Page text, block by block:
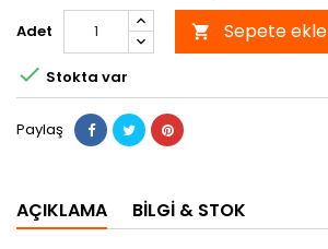
Adet  Sepete ekle
 Stokta var
Paylaş
AÇIKLAMA BILGI & STOK